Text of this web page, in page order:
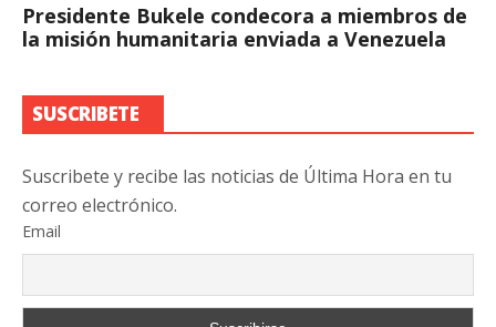
Presidente Bukele condecora a miembros de
la misión humanitaria enviada a Venezuela
SUSCRIBETE
Suscribete y recibe las noticias de Última Hora en tu
correo electrónico.
Email